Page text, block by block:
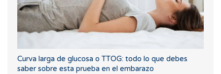
Curva larga de glucosa o TTOG: todo lo que debes
saber sobre esta prueba en el embarazo